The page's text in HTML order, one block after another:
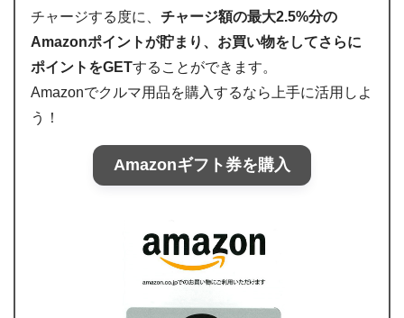
チャージする度に、チャージ額の最大2.5%分の
Amazonポイントが貯まり、お買い物をしてさらに
ポイントをGETすることができます。
Amazonでクルマ用品を購入するなら上手に活用しよ
う！
Amazonギフト券を購入